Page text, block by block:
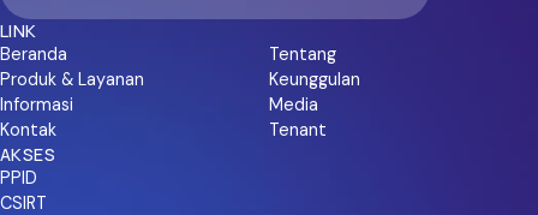
LINK
Beranda
Tentang
Produk & Layanan
Keunggulan
Informasi
Media
Kontak
Tenant
AKSES
PPID
CSIRT